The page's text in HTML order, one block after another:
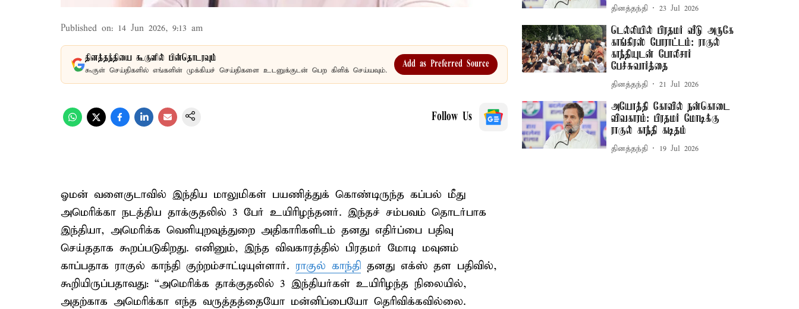
Published on: 14 Jun 2026, 9:13 am
தினத்தந்தியை கூகுளில் பின்தொடரவும்
கூகுள் செய்திகளில் எங்களின் முக்கியச் செய்திகளை உடனுக்குடன் பெற கிளிக் செய்யவும்.
Add as Preferred Source
Follow Us
ஓமன் வளைகுடாவில் இந்திய மாலுமிகள் பயணித்துக் கொண்டிருந்த கப்பல் மீது
அமெரிக்கா நடத்திய தாக்குதலில் 3 பேர் உயிரிழந்தனர். இந்தச் சம்பவம் தொடர்பாக
இந்தியா, அமெரிக்க வெளியுறவுத்துறை அதிகாரிகளிடம் தனது எதிர்ப்பை பதிவு
செய்ததாக கூறப்படுகிறது. எனினும், இந்த விவகாரத்தில் பிரதமர் மோடி மவுனம்
காப்பதாக ராகுல் காந்தி குற்றம்சாட்டியுள்ளார். ராகுல் காந்தி தனது எக்ஸ் தள பதிவில்,
கூறியிருப்பதாவது: “அமெரிக்க தாக்குதலில் 3 இந்தியர்கள் உயிரிழந்த நிலையில்,
அதற்காக அமெரிக்கா எந்த வருத்தத்தையோ மன்னிப்பையோ தெரிவிக்கவில்லை.
தினத்தந்தி 23 Jul 2026
டெல்லியில் பிரதமர் வீடு அருகே
காங்கிரஸ் போராட்டம்: ராகுல்
காந்தியுடன் போலீசார்
பேச்சுவார்த்தை
தினத்தந்தி 21 Jul 2026
அயோத்தி கோவில் நன்கொடை
விவகாரம்: பிரதமர் மோடிக்கு
ராகுல் காந்தி கடிதம்
தினத்தந்தி 19 Jul 2026